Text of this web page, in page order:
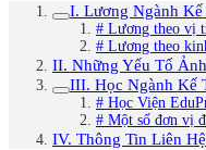
I. Lương Ngành Kế
# Lương theo vị
# Lương theo
II. Những Yếu Tố
III. Học Ngành Kế
# Học Viện
# Một số đơn vị
IV. Thông Tin Liên